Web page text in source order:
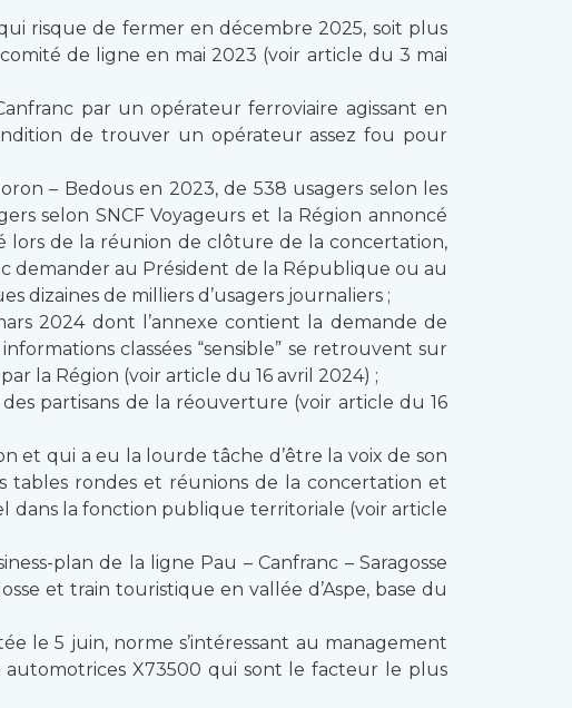
risque de fermer en décembre 2025, soit plus
de ligne en mai 2023 (voir article du 3 mai
par un opérateur ferroviaire agissant en
de trouver un opérateur assez fou pour
– Bedous en 2023, de 538 usagers selon les
selon SNCF Voyageurs et la Région annoncé
lors de la réunion de clôture de la concertation,
demander au Président de la République ou au
de milliers d’usagers journaliers ;
2024 dont l’annexe contient la demande de
classées “sensible” se retrouvent sur
la Région (voir article du 16 avril 2024) ;
partisans de la réouverture (voir article du 16
et qui a eu la lourde tâche d’être la voix de son
rondes et réunions de la concertation et
la fonction publique territoriale (voir article
plan de la ligne Pau – Canfranc – Saragosse
et train touristique en vallée d’Aspe, base du
le 5 juin, norme s’intéressant au management
X73500 qui sont le facteur le plus